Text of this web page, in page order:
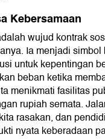
Kebersamaan
wujud kontrak
Ia menjadi
untuk kepentingan
beban ketika
menikmati fasilitas
rupiah semata.
rasakan, dan
nyata keberadaan